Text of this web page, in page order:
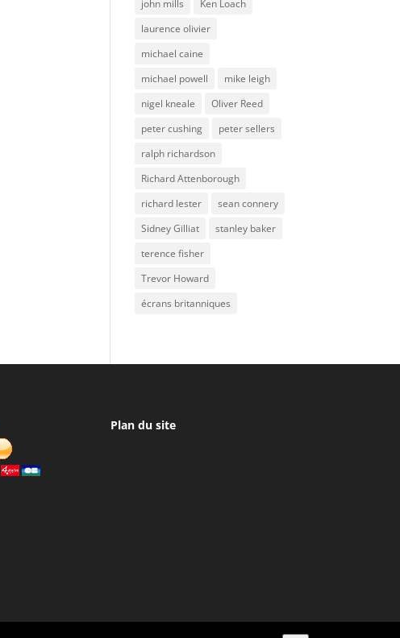
john mills
Ken Loach
laurence olivier
michael caine
michael powell
mike leigh
nigel kneale
Oliver Reed
peter cushing
peter sellers
ralph richardson
Richard Attenborough
richard lester
sean connery
Sidney Gilliat
stanley baker
terence fisher
Trevor Howard
écrans britanniques
Plan du site